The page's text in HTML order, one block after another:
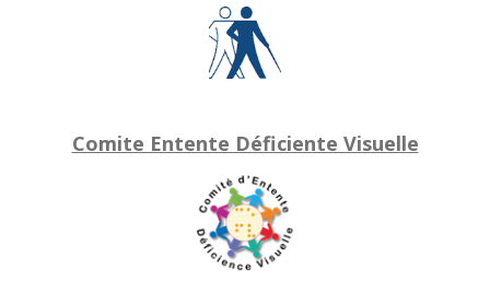
Comite Entente Déficiente Visuelle